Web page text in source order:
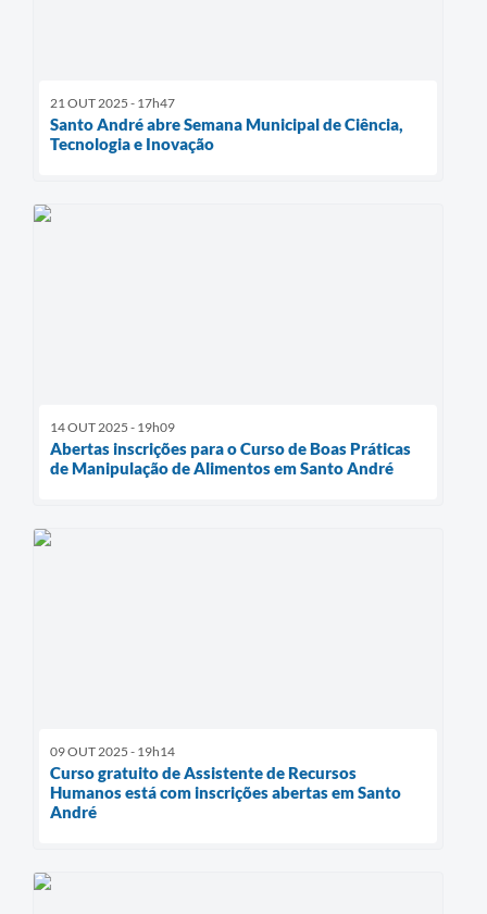
21 OUT 2025 - 17h47
Santo André abre Semana Municipal de Ciência,
Tecnologia e Inovação
14 OUT 2025 - 19h09
Abertas inscrições para o Curso de Boas Práticas
de Manipulação de Alimentos em Santo André
09 OUT 2025 - 19h14
Curso gratuito de Assistente de Recursos
Humanos está com inscrições abertas em Santo
André